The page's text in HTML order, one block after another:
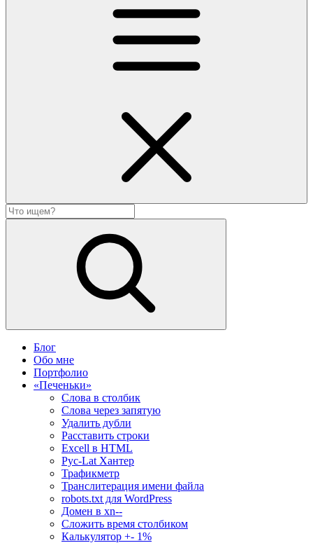
Блог
Обо мне
Портфолио
«Печеньки»
Слова в столбик
Слова через запятую
Удалить дубли
Расставить строки
Excell в HTML
Рус-Lat Хантер
Трафикметр
Транслитерация имени файла
robots.txt для WordPress
Домен в xn--
Сложить время столбиком
Калькулятор +- 1%